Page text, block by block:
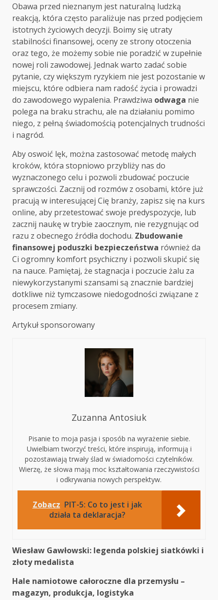
Obawa przed nieznanym jest naturalną ludzką
reakcją, która często paraliżuje nas przed podjęciem
istotnych życiowych decyzji. Boimy się utraty
stabilności finansowej, oceny ze strony otoczenia
oraz tego, że możemy sobie nie poradzić w zupełnie
nowej roli zawodowej. Jednak warto zadać sobie
pytanie, czy większym ryzykiem nie jest pozostanie w
miejscu, które odbiera nam radość życia i prowadzi
do zawodowego wypalenia. Prawdziwa odwaga nie
polega na braku strachu, ale na działaniu pomimo
niego, z pełną świadomością potencjalnych trudności
i nagród.
Aby oswoić lęk, można zastosować metodę małych
kroków, która stopniowo przybliży nas do
wyznaczonego celu i pozwoli zbudować poczucie
sprawczości. Zacznij od rozmów z osobami, które już
pracują w interesującej Cię branży, zapisz się na kurs
online, aby przetestować swoje predyspozycje, lub
zacznij naukę w trybie zaocznym, nie rezygnując od
razu z obecnego źródła dochodu. Zbudowanie
finansowej poduszki bezpieczeństwa również da
Ci ogromny komfort psychiczny i pozwoli skupić się
na nauce. Pamiętaj, że stagnacja i poczucie żalu za
niewykorzystanymi szansami są znacznie bardziej
dotkliwe niż tymczasowe niedogodności związane z
procesem zmiany.
Artykuł sponsorowany
Zuzanna Antosiuk
Pisanie to moja pasja i sposób na wyrażenie siebie.
Uwielbiam tworzyć treści, które inspirują, informują i
pozostawiają trwały ślad w świadomości czytelników.
Wierzę, że słowa mają moc kształtowania rzeczywistości
i odkrywania nowych perspektyw.
Zobacz PIT-5: Co to jest i jak
działa ta deklaracja?
Continue
Reading
Wiesław Gawłowski: legenda polskiej siatkówki i
złoty medalista
Hale namiotowe całoroczne dla przemysłu –
magazyn, produkcja, logistyka